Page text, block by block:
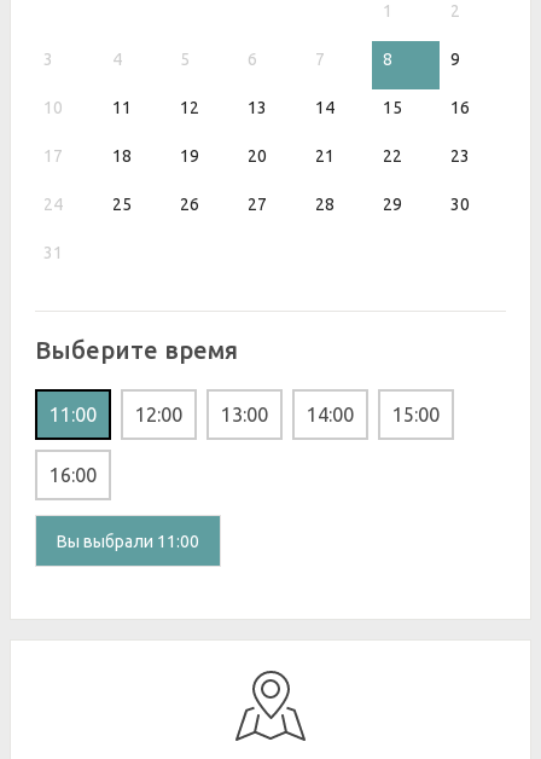
1 2
3 4 5 6 7 8 9
10 11 12 13 14 15 16
17 18 19 20 21 22 23
24 25 26 27 28 29 30
31
Выберите время
11:00 12:00 13:00 14:00 15:00
16:00
Вы выбрали 11:00